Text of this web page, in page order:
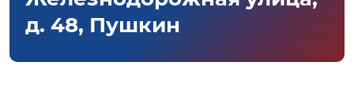
д. 48, Пушкин